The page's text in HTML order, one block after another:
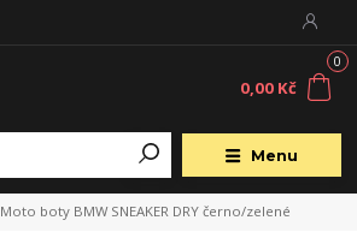
Menu
0
0,00 Kč
Moto boty BMW SNEAKER DRY černo/zelené